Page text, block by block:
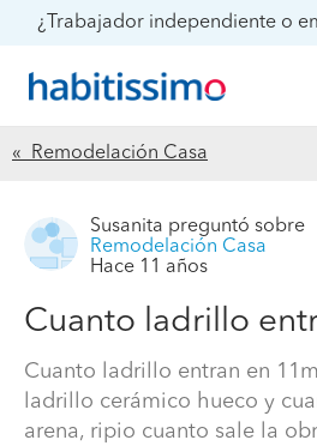
¿Trabajador independiente o
« Remodelación Casa
Susanita preguntó sobre
Remodelación Casa
Hace 11 años
Cuanto ladrillo
Cuanto ladrillo entran en
ladrillo cerámico hueco y
arena, ripio cuanto sale la